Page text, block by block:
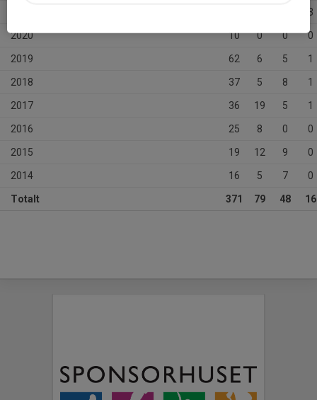
3
2020 10 0 0 0
2019 62 6 5 1
2018 37 5 8 1
2017 36 19 5 1
2016 25 8 0 0
2015 19 12 9 0
2014 16 5 7 0
Totalt 371 79 48 16